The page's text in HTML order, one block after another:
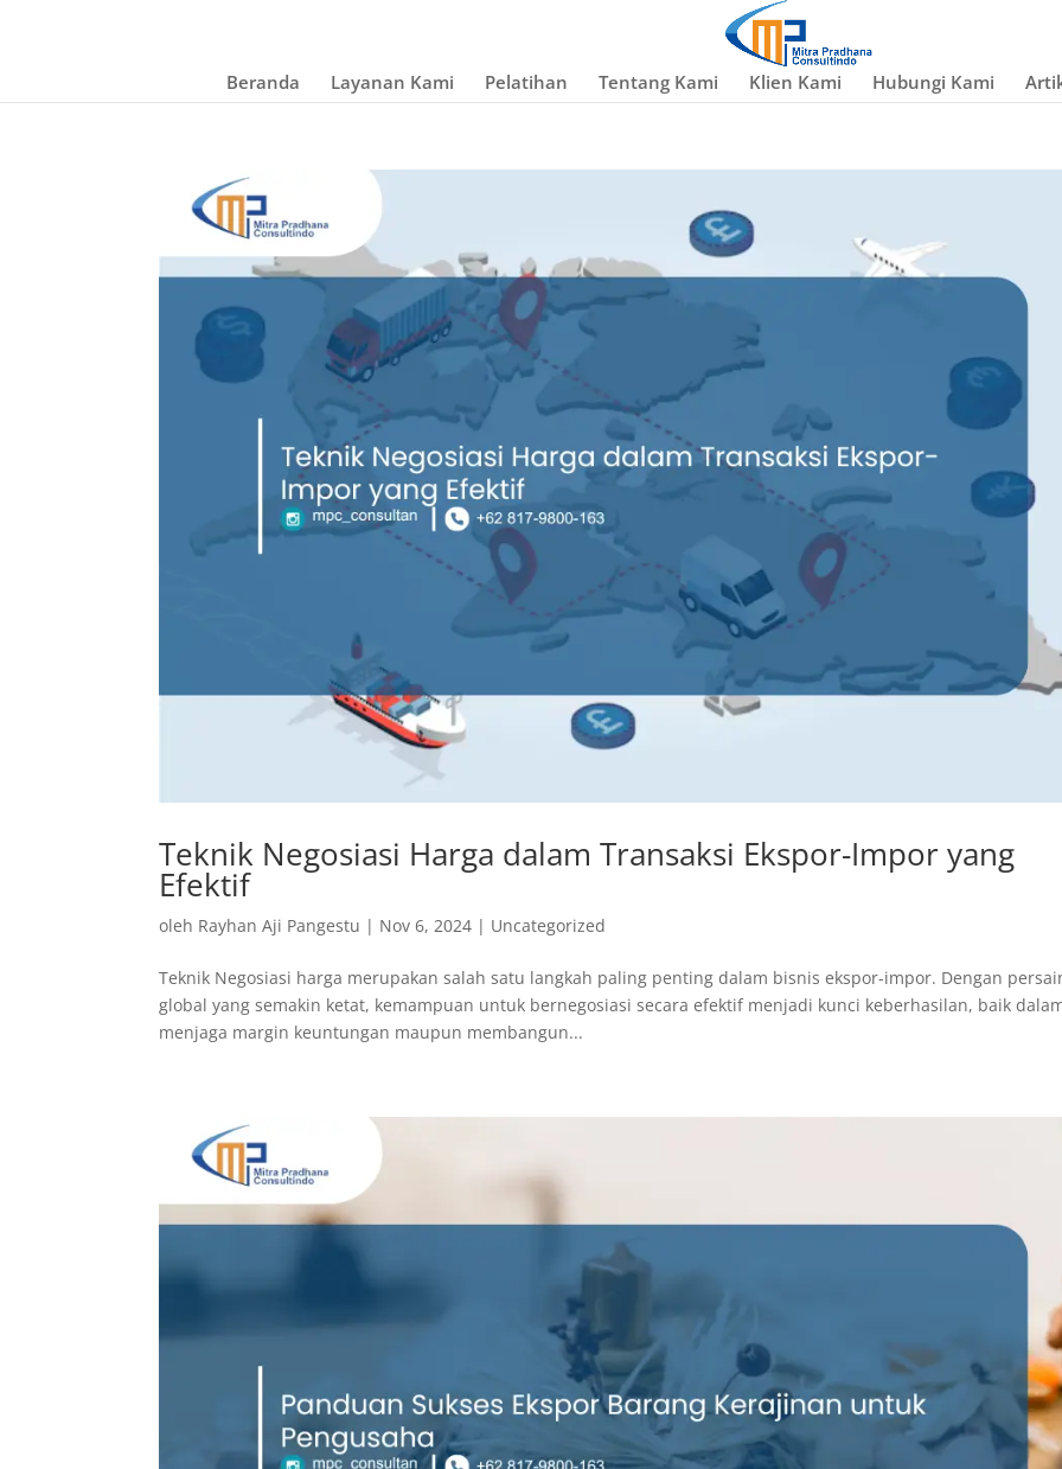
Beranda Layanan Kami Pelatihan Tentang Kami Klien Kami Hubungi Kami
Teknik Negosiasi Harga dalam Transaksi Ekspor-Impor yang
Efektif
oleh Rayhan Aji Pangestu | Nov 6, 2024 | Uncategorized
Teknik Negosiasi harga merupakan salah satu langkah paling penting dalam bisnis ekspor-impor. Dengan
global yang semakin ketat, kemampuan untuk bernegosiasi secara efektif menjadi kunci keberhasilan, baik
menjaga margin keuntungan maupun membangun...